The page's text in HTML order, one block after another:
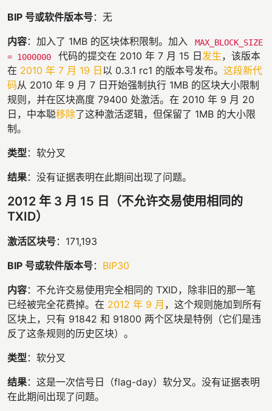
BIP 号或软件版本号：无
内容：加入了 1MB 的区块体积限制。加入
MAX_BLOCK_SIZE
= 1000000
代码的提交在 2010 年 7 月 15 日 发生，该版本
在 2010 年 7 月 19 日 以 0.3.1 rc1 的版本号发布。 这段新代
码从 2010 年 9 月 7 日开始强制执行 1MB 的区块大小限制
规则，并在区块高度 79400 处激活。在 2010 年 9 月 20
日，中本聪移除了这种激活逻辑，但保留了 1MB 的大小限
制。
类型：软分叉
结果：没有证据表明在此期间出现了问题。
2012 年 3 月 15 日（不允许交易使用相同的
TXID）
激活区块号：171,193
BIP 号或软件版本号： BIP30
内容：不允许交易使用完全相同的 TXID，除非旧的那一笔
已经被完全花费掉。在 2012 年 9 月 ，这个规则施加到所有
区块上，只有 91842 和 91800 两个区块是特例（它们是违
反了这条规则的历史区块）。
类型：软分叉
结果：这是一次信号日（flag-day）软分叉。没有证据表明
在此期间出现了问题。